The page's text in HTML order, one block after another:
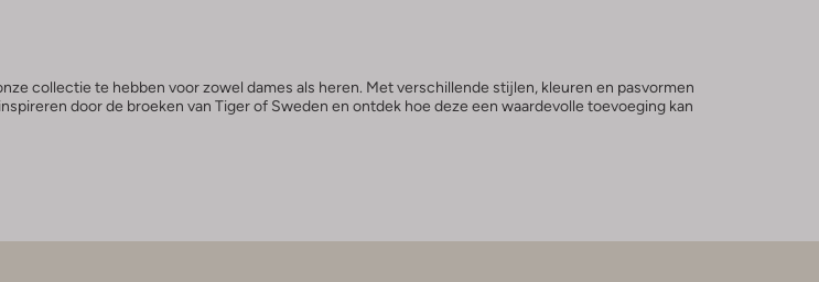
collectie te hebben voor zowel dames als heren. Met verschillende stijlen, kleuren en pasvormen
door de broeken van Tiger of Sweden en ontdek hoe deze een waardevolle toevoeging kan